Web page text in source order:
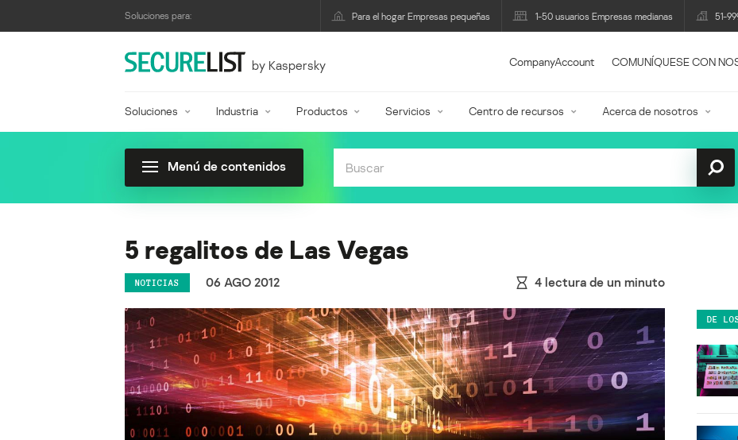
Soluciones para: Para el hogar Empresas pequeñas 1-50 usuarios Empresas medianas 51-
by Kaspersky CompanyAccount COMUNÍQUESE CON
Soluciones Industria Productos Servicios Centro de recursos Acerca de nosotros
Menú de contenidos
5 regalitos de Las Vegas
NOTICIAS 06 AGO 2012 4 lectura de un minuto
DE